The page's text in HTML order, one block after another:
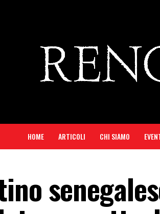
HOME ARTICOLI CHI SIAMO